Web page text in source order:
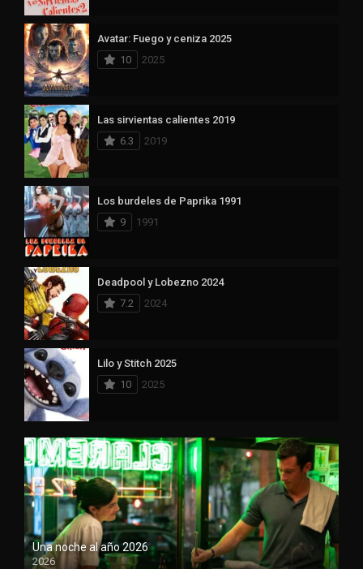
Avatar: Fuego y ceniza 2025
10
2025
Las sirvientas calientes 2019
6.3
2019
Los burdeles de Paprika 1991
9
1991
Deadpool y Lobezno 2024
7.2
2024
Lilo y Stitch 2025
10
2025
Una noche al año 2026
2026